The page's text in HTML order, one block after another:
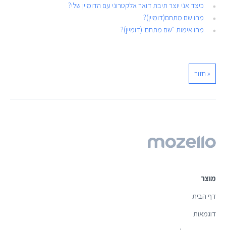
כיצד אני יוצר תיבת דואר אלקטרוני עם הדומיין שלי?
מהו שם מתחם(דומיין)?
מהו אימות "שם מתחם"(דומיין)?
« חזור
מוצר
דף הבית
דוגמאות